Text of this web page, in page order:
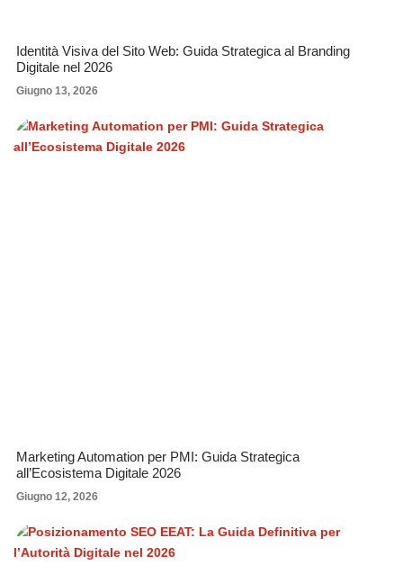
Identità Visiva del Sito Web: Guida Strategica al Branding
Digitale nel 2026
Giugno 13, 2026
Marketing Automation per PMI: Guida Strategica
all’Ecosistema Digitale 2026
Giugno 12, 2026